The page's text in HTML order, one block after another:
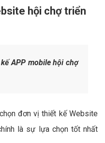
hội chợ triển
APP mobile hội chợ
đơn vị thiết kế Website
là sự lựa chọn tốt nhất